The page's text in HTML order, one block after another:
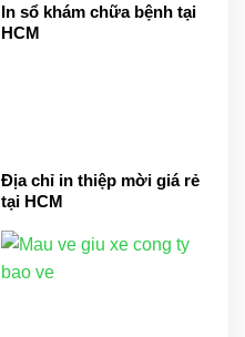
In sổ khám chữa bệnh tại
HCM
Địa chỉ in thiệp mời giá rẻ
tại HCM